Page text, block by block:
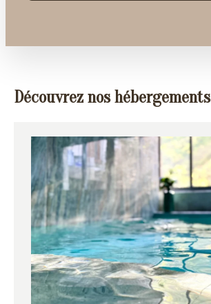
Découvrez nos hébergements